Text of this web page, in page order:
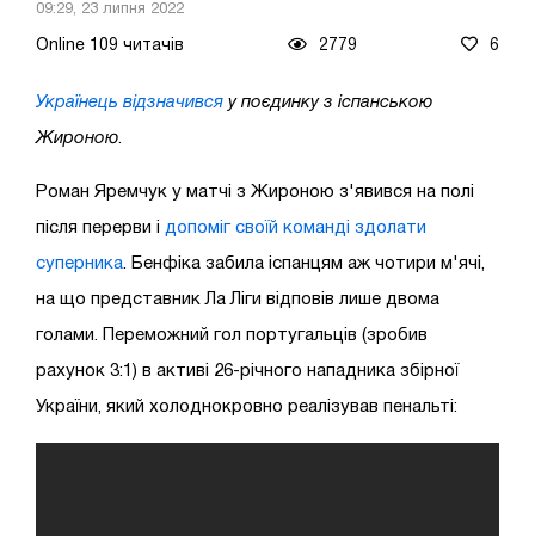
09:29, 23 липня 2022
Online 109 читачів 2779 6
Українець відзначився у поєдинку з іспанською
Жироною
Роман Яремчук у матчі з Жироною з'явився на полі
після перерви і допоміг своїй команді здолати
суперника . Бенфіка забила іспанцям аж чотири м'ячі,
на що представник Ла Ліги відповів лише двома
голами. Переможний гол португальців (зробив
рахунок 3:1) в активі 26-річного нападника збірної
України, який холоднокровно реалізував пенальті: